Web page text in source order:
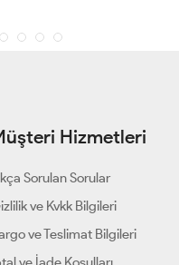
Hizmetleri
Sorulan Sorular
ve Kvkk Bilgileri
ve Teslimat Bilgileri